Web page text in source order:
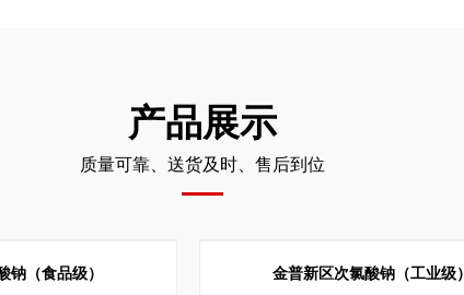
产品展示
质量可靠、送货及时、售后到位
钠（食品级） 金普新区次氯酸钠（工业级）